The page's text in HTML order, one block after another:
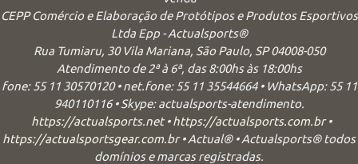
CEPP Comércio e Elaboração de Protótipos e Produtos Esportivos
Ltda Epp - Actualsports®
Rua Tumiaru, 30 Vila Mariana, São Paulo, SP 04008-050
Atendimento de 2ª à 6ª, das 8:00hs às 18:00hs
fone: 55 11 30570120 • net.fone: 55 11 35544664 • WhatsApp: 55 11
940110116 • Skype: actualsports-atendimento.
https://actualsports.net•https://actualsports.com.br•
https://actualsportsgear.com.br• Actual® • Actualsports® todos
domínios e marcas registradas.